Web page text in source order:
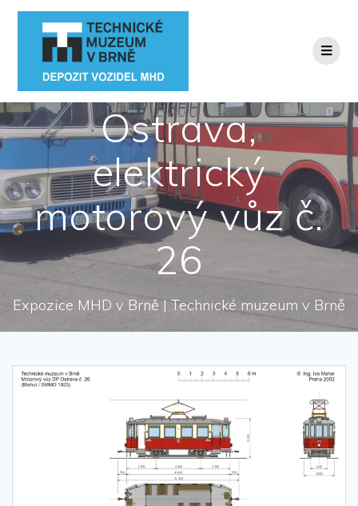
Přeskočit
Ostrava,
elektrický
motorový vůz č.
26
Expozice MHD v Brně | Technické muzeum v Brně